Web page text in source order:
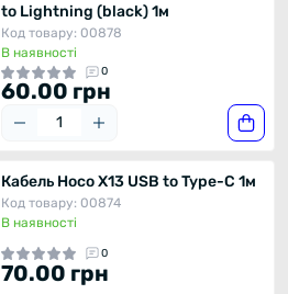
to Lightning (black) 1м
Код товару: 00878
В наявності
0
60.00 грн
Кабель Hoco X13 USB to Type-C 1м
Код товару: 00874
В наявності
0
70.00 грн